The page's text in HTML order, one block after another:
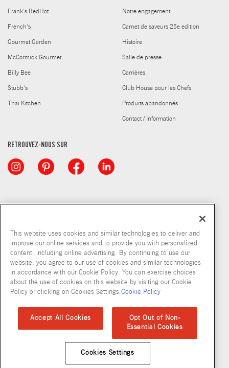
Frank's RedHot
French's
Gourmet Garden
McCormick Gourmet
Billy Bee
Stubb's
Thai Kitchen
Notre engagement
Carnet de saveurs 25e edition
Histoire
Salle de presse
Carrières
Club House pour les Chefs
Produits abandonnés
Contact / Information
RETROUVEZ-NOUS SUR
© McCormick & Company, Inc. 2026
Politique en matiere de fichiers temoins
Plan du site
Normes d'accessibilité
This website uses cookies and similar technologies to deliver and
improve our online services and to provide you with personalized
content, including online advertising. By continuing to use our
website, you agree to our use of cookies and similar technologies
in accordance with our Cookie Policy. You can exercise choices
about the use of cookies on this website by visiting our Cookie
Policy or clicking on Cookies Settings.Cookie Policy
Accept All Cookies
Opt Out of Non-
Essential Cookies
Cookies Settings